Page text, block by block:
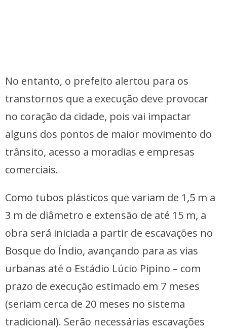
No entanto, o prefeito alertou para os
transtornos que a execução deve provocar
no coração da cidade, pois vai impactar
alguns dos pontos de maior movimento do
trânsito, acesso a moradias e empresas
comerciais.
Como tubos plásticos que variam de 1,5 m a
3 m de diâmetro e extensão de até 15 m, a
obra será iniciada a partir de escavações no
Bosque do Índio, avançando para as vias
urbanas até o Estádio Lúcio Pipino – com
prazo de execução estimado em 7 meses
(seriam cerca de 20 meses no sistema
tradicional). Serão necessárias escavações